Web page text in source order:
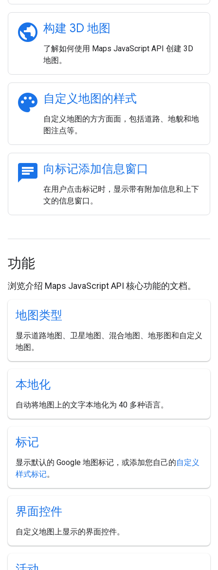
public 构建 3D 地图
了解如何使用 Maps JavaScript API 创建 3D
地图。
palette 自定义地图的样式
自定义地图的方方面面，包括道路、地貌和地
图注点等。
chat 向标记添加信息窗口
在用户点击标记时，显示带有附加信息和上下
文的信息窗口。
功能
浏览介绍 Maps JavaScript API 核心功能的文档。
地图类型
显示道路地图、卫星地图、混合地图、地形图和自定义
地图。
本地化
自动将地图上的文字本地化为 40 多种语言。
标记
显示默认的 Google 地图标记，或添加您自己的自定义
样式标记。
界面控件
自定义地图上显示的界面控件。